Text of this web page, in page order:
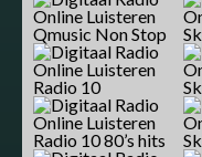
Qmusic Non Stop
Radio 10
Radio 10 80’s hits